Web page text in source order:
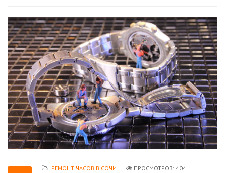
РЕМОНТ ЧАСОВ В СОЧИ ПРОСМОТРОВ: 404